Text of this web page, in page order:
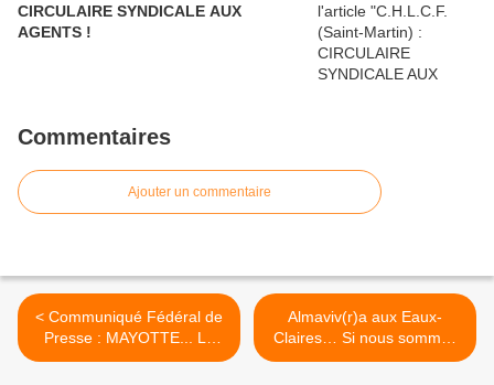
CIRCULAIRE SYNDICALE AUX
AGENTS !
Commentaires
Ajouter un commentaire
< Communiqué Fédéral de
Presse : MAYOTTE... Le
Cyclone CHIDO n’est pas
Almaviv(r)a aux Eaux-
Claires… Si nous sommes
respectés ! >